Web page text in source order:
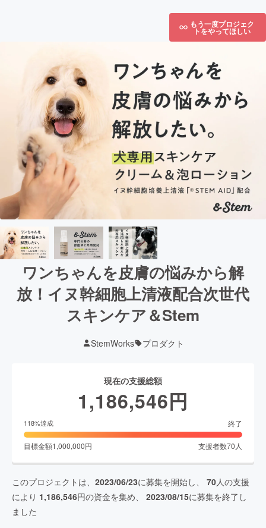
もう一度プロジェク
トをやってほしい
ワンちゃんを皮膚の悩みから解
放！イヌ幹細胞上清液配合次世代
スキンケア＆Stem
StemWorks プロダクト
現在の支援総額
1,186,546円
118%達成 終了
目標金額1,000,000円 支援者数70 人
このプロジェクトは、 2023/06/23に募集を開始し、 70人の支援
により 1,186,546円の資金を集め、 2023/08/15に募集を終了し
ました